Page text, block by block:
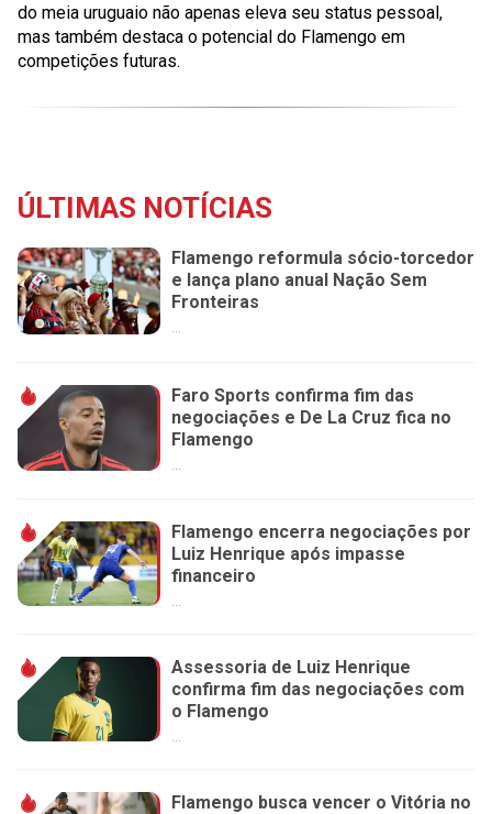
do meia uruguaio não apenas eleva seu status pessoal,
mas também destaca o potencial do Flamengo em
competições futuras.
ÚLTIMAS NOTÍCIAS
Flamengo reformula sócio-torcedor
e lança plano anual Nação Sem
Fronteiras
...
Faro Sports confirma fim das
negociações e De La Cruz fica no
Flamengo
...
Flamengo encerra negociações por
Luiz Henrique após impasse
financeiro
Assessoria de Luiz Henrique
confirma fim das negociações com
o Flamengo
...
Flamengo busca vencer o Vitória no